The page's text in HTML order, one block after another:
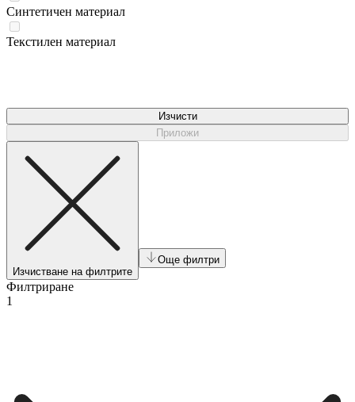
Синтетичен материал
Текстилен материал
Изчисти
Приложи
Изчистване на филтрите
Още филтри
Филтриране
1